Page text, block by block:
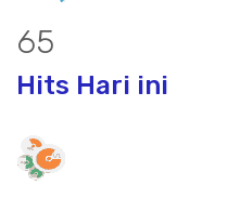
85
Hits Hari ini